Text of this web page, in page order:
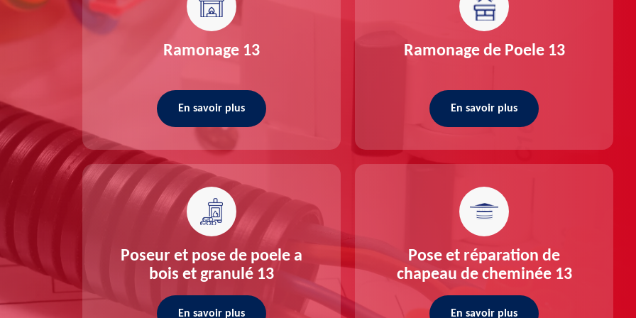
13
13
Ramonage 13
En savoir plus
Poseur et pose de poele a
bois et granulé 13
En savoir plus
Ramonage de Poele 13
En savoir plus
Pose et réparation de
chapeau de cheminée 13
En savoir plus